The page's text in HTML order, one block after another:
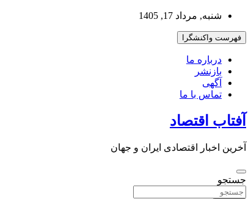
بروید
شنبه, مرداد 17, 1405
فهرست واکنشگرا
درباره ما
بازنشر
آگهی
تماس با ما
آفتاب اقتصاد
آخرین اخبار اقتصادی ایران و جهان
جستجو